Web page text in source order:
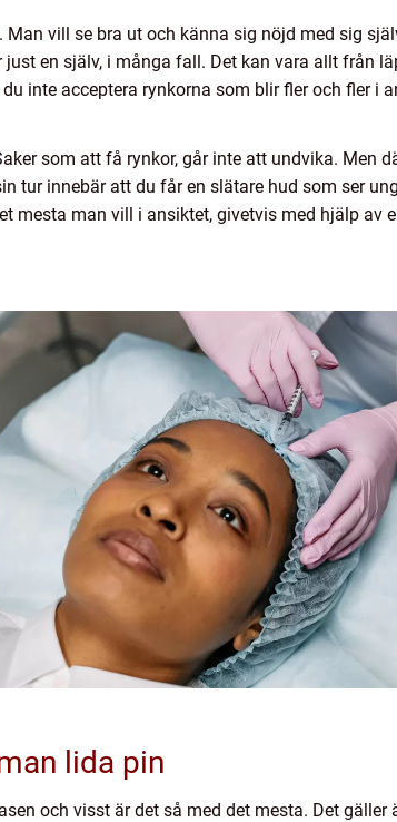
vill se bra ut och känna sig nöjd med sig
en själv, i många fall. Det kan vara allt från
inte acceptera rynkorna som blir fler och fler i
som att få rynkor, går inte att undvika. Men
tur innebär att du får en slätare hud som ser
mesta man vill i ansiktet, givetvis med hjälp av
lida pin
och visst är det så med det mesta. Det